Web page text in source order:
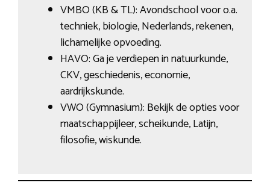
VMBO (KB & TL): Avondschool voor o.a.
techniek, biologie, Nederlands, rekenen,
lichamelijke opvoeding.
HAVO: Ga je verdiepen in natuurkunde,
CKV, geschiedenis, economie,
aardrijkskunde.
VWO (Gymnasium): Bekijk de opties voor
maatschappijleer, scheikunde, Latijn,
filosofie, wiskunde.